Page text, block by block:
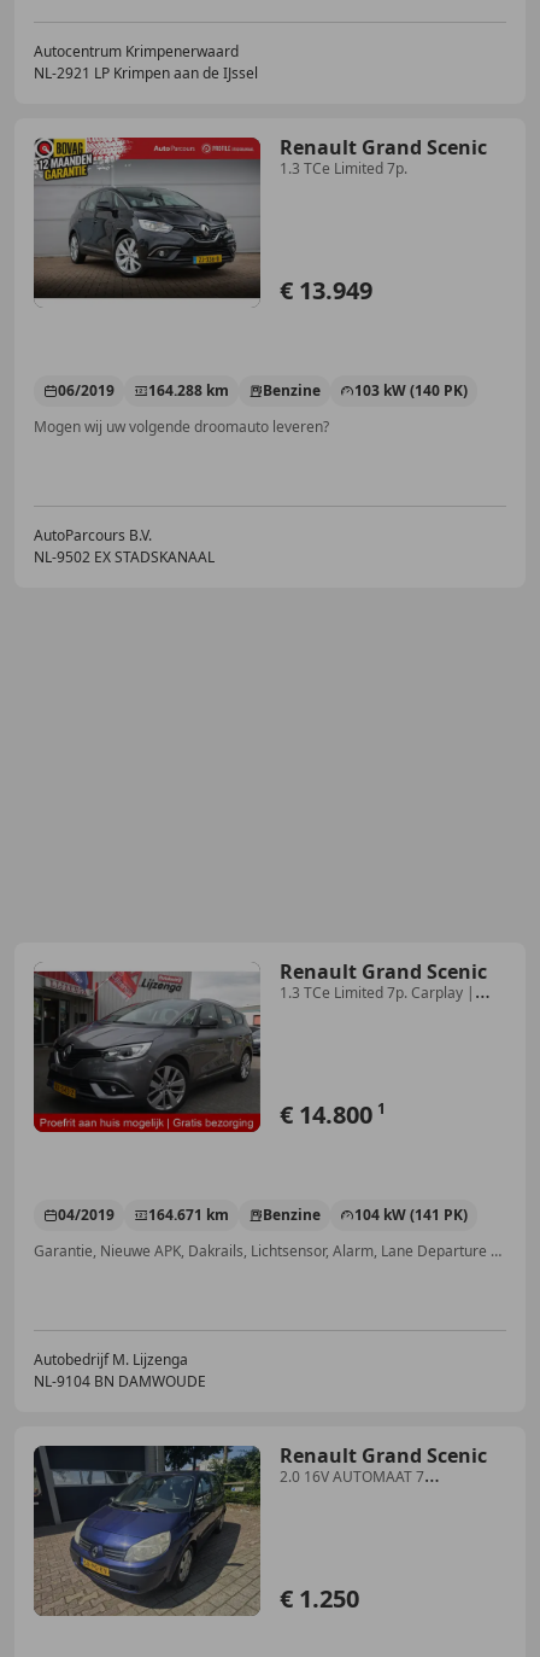
Autocentrum Krimpenerwaard
NL-2921 LP Krimpen aan de IJssel
Renault Grand Scenic
1.3 TCe Limited 7p.
€ 13.949
06/2019 164.288 km Benzine
103 kW (140 PK)
Mogen wij uw volgende droomauto leveren?
AutoParcours B.V.
NL-9502 EX STADSKANAAL
Renault Grand Scenic
1.3 TCe Limited 7p. Carplay |
€ 14.800 1
04/2019 164.671 km Benzine
104 kW (141 PK)
Garantie, Nieuwe APK, Dakrails, Lichtsensor, Alarm, Lane Departure Warning Systeem, ABS, Parkeerhulp achter
Autobedrijf M. Lijzenga
NL-9104 BN DAMWOUDE
Renault Grand Scenic
2.0 16V AUTOMAAT 7
€ 1.250